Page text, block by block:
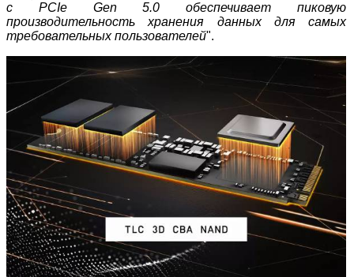
с PCIe Gen 5.0 обеспечивает пиковую
производительность хранения данных для самых
требовательных пользователей".